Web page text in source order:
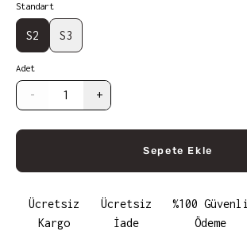
Standart
S2 S3
Adet
- +
Sepete Ekle
Ücretsiz
Kargo
Ücretsiz
İade
%100 Güvenli
Ödeme